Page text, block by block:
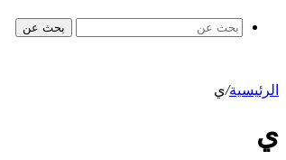
بحث عن
الرئيسية/ي
ي